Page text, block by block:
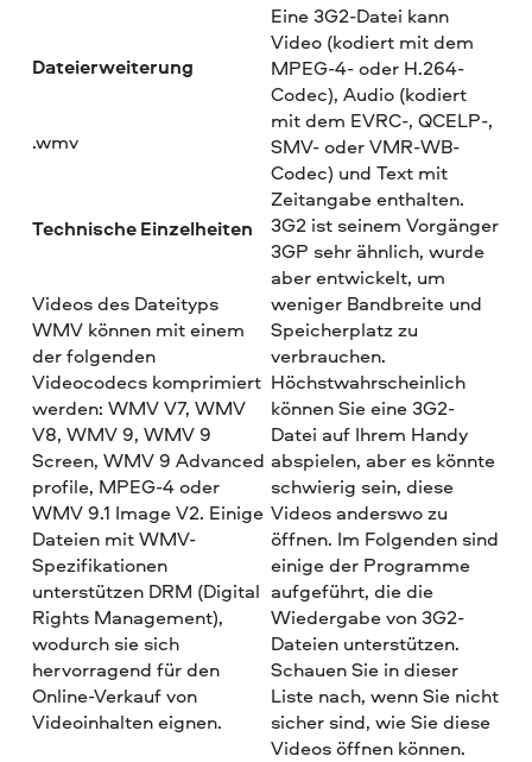
Dateierweiterung
.wmv
Technische Einzelheiten
Videos des Dateityps
WMV können mit einem
der folgenden
Videocodecs komprimiert
werden: WMV V7, WMV
V8, WMV 9, WMV 9
Screen, WMV 9 Advanced
profile, MPEG-4 oder
WMV 9.1 Image V2. Einige
Dateien mit WMV-
Spezifikationen
unterstützen DRM (Digital
Rights Management),
wodurch sie sich
hervorragend für den
Online-Verkauf von
Videoinhalten eignen.
Eine 3G2-Datei kann
Video (kodiert mit dem
MPEG-4- oder H.264-
Codec), Audio (kodiert
mit dem EVRC-, QCELP-,
SMV- oder VMR-WB-
Codec) und Text mit
Zeitangabe enthalten.
3G2 ist seinem Vorgänger
3GP sehr ähnlich, wurde
aber entwickelt, um
weniger Bandbreite und
Speicherplatz zu
verbrauchen.
Höchstwahrscheinlich
können Sie eine 3G2-
Datei auf Ihrem Handy
abspielen, aber es könnte
schwierig sein, diese
Videos anderswo zu
öffnen. Im Folgenden sind
einige der Programme
aufgeführt, die die
Wiedergabe von 3G2-
Dateien unterstützen.
Schauen Sie in dieser
Liste nach, wenn Sie nicht
sicher sind, wie Sie diese
Videos öffnen können.